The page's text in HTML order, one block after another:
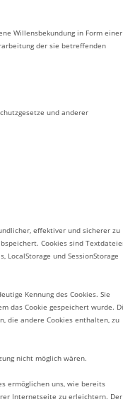
Willensbekundung in Form einer
der sie betreffenden
und anderer
effektiver und sicherer zu
Cookies sind
und SessionStorage
Kennung des Cookies. Sie
das Cookie gespeichert wurde.
die andere Cookies enthalten, zu
nicht möglich wären.
ermöglichen uns, wie bereits
Internetseite zu erleichtern. Der